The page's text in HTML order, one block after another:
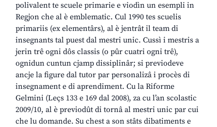
polivalent te scuele primarie e viodìn un esempli in
Regjon che al è emblematic. Cul 1990 tes scuelis
primariis (ex elementârs), al è jentrât il team di
insegnants tal puest dal mestri unic. Cussì i mestris a
jerin trê ogni dôs classis (o pûr cuatri ogni trê),
ognidun cuntun cjamp dissiplinâr; si previodeve
ancje la figure dal tutor par personalizâ i procès di
insegnament e di aprendiment. Cu la Riforme
Gelmini (Leçs 133 e 169 dal 2008), za cu l’an scolastic
2009/10, al è previodût di tornâ al mestri unic par cui
che lu domande. Su chest a son stâts dibatiments e